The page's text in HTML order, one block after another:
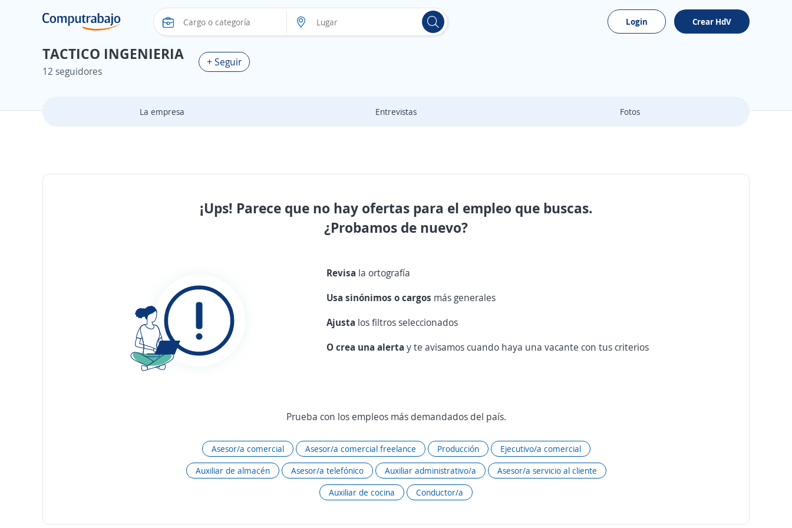
Login Crear HdV
TACTICO INGENIERIA
12 seguidores
+ Seguir
La empresa Entrevistas Fotos
¡Ups! Parece que no hay ofertas para el empleo que buscas.
¿Probamos de nuevo?
Revisa la ortografía
Usa sinónimos o cargos más generales
Ajusta los filtros seleccionados
O crea una alertay te avisamos cuando haya una vacante con tus criterios
Prueba con los empleos más demandados del país.
Asesor/a comercial Asesor/a comercial freelance Producción
Ejecutivo/a comercial
Auxiliar de almacén
Asesor/a telefónico Auxiliar administrativo/a
Asesor/a servicio al cliente
Auxiliar de cocina
Conductor/a